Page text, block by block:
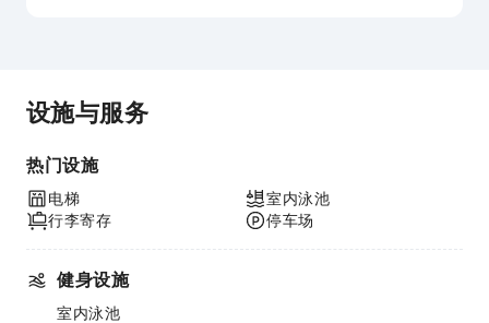
设施与服务
热门设施
电梯
行李寄存
室内泳池
停车场
健身设施
室内泳池